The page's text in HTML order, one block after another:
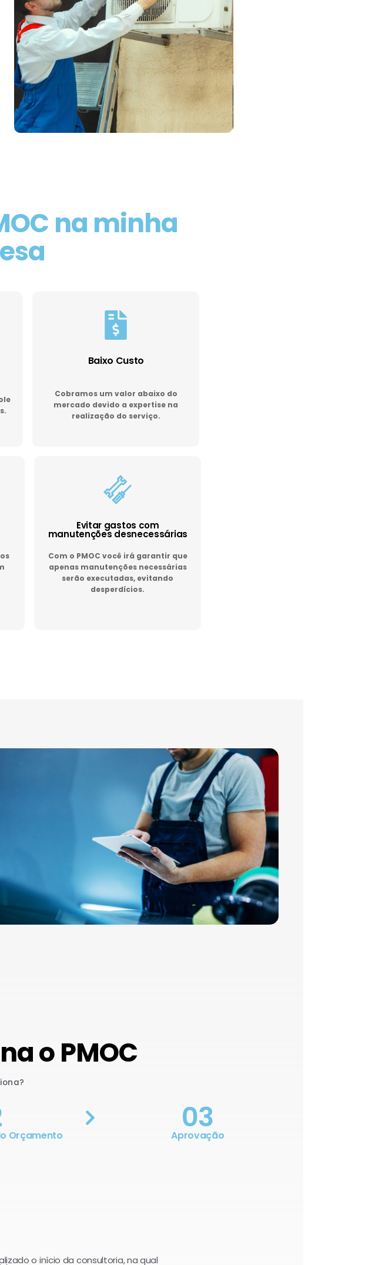
na minha
Baixo Custo
Cobramos um valor abaixo do
mercado devido a expertise na
realização do serviço.
Evitar gastos com
manutenções desnecessárias
Com o PMOC você irá garantir que
apenas manutenções necessárias
serão executadas, evitando
desperdícios.
o PMOC
Orçamento 03
Aprovação
o início da consultoria, na qual